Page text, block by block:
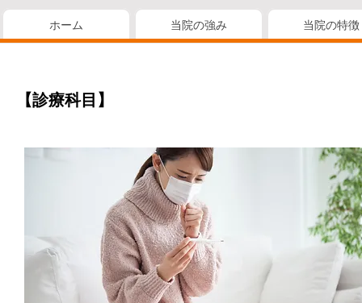
ホーム 当院の強み 当院の特徴
【診療科目】